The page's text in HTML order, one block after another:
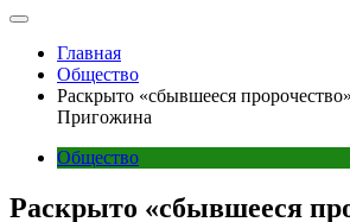
Главная
Общество
Раскрыто «сбывшееся
Пригожина
Общество
Раскрыто «сбывшееся